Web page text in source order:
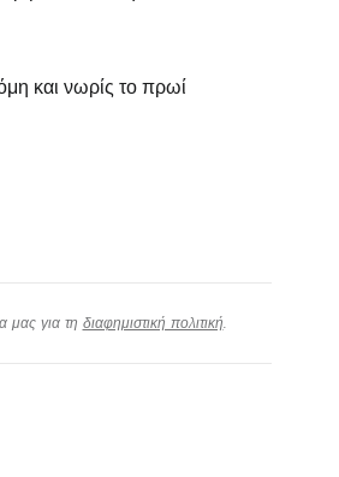
και νωρίς το πρωί
μας για τη διαφημιστική πολιτική.